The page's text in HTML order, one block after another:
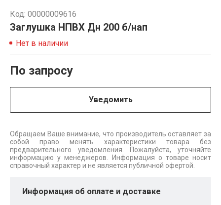
Код: 00000009616
Заглушка НПВХ Дн 200 б/нап
Нет в наличии
По запросу
Уведомить
Обращаем Ваше внимание, что производитель оставляет за
собой право менять характеристики товара без
предварительного уведомления. Пожалуйста, уточняйте
информацию у менеджеров. Информация о товаре носит
справочный характер и не является публичной офертой.
Информация об оплате и доставке